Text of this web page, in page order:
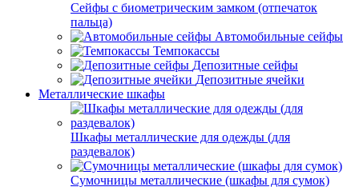
Сейфы с биометрическим замком (отпечаток
пальца)
Автомобильные сейфы
Темпокассы
Депозитные сейфы
Депозитные ячейки
Металлические шкафы
Шкафы металлические для одежды (для
раздевалок)
Сумочницы металлические (шкафы для сумок)